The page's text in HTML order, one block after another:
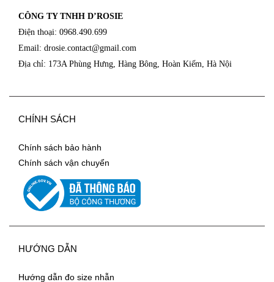
CÔNG TY TNHH D’ROSIE
Điện thoại: 0968.490.699
Email: drosie.contact@gmail.com
Địa chỉ: 173A Phùng Hưng, Hàng Bông, Hoàn Kiếm, Hà Nội
CHÍNH SÁCH
Chính sách bảo hành
Chính sách vận chuyển
HƯỚNG DẪN
Hướng dẫn đo size nhẫn